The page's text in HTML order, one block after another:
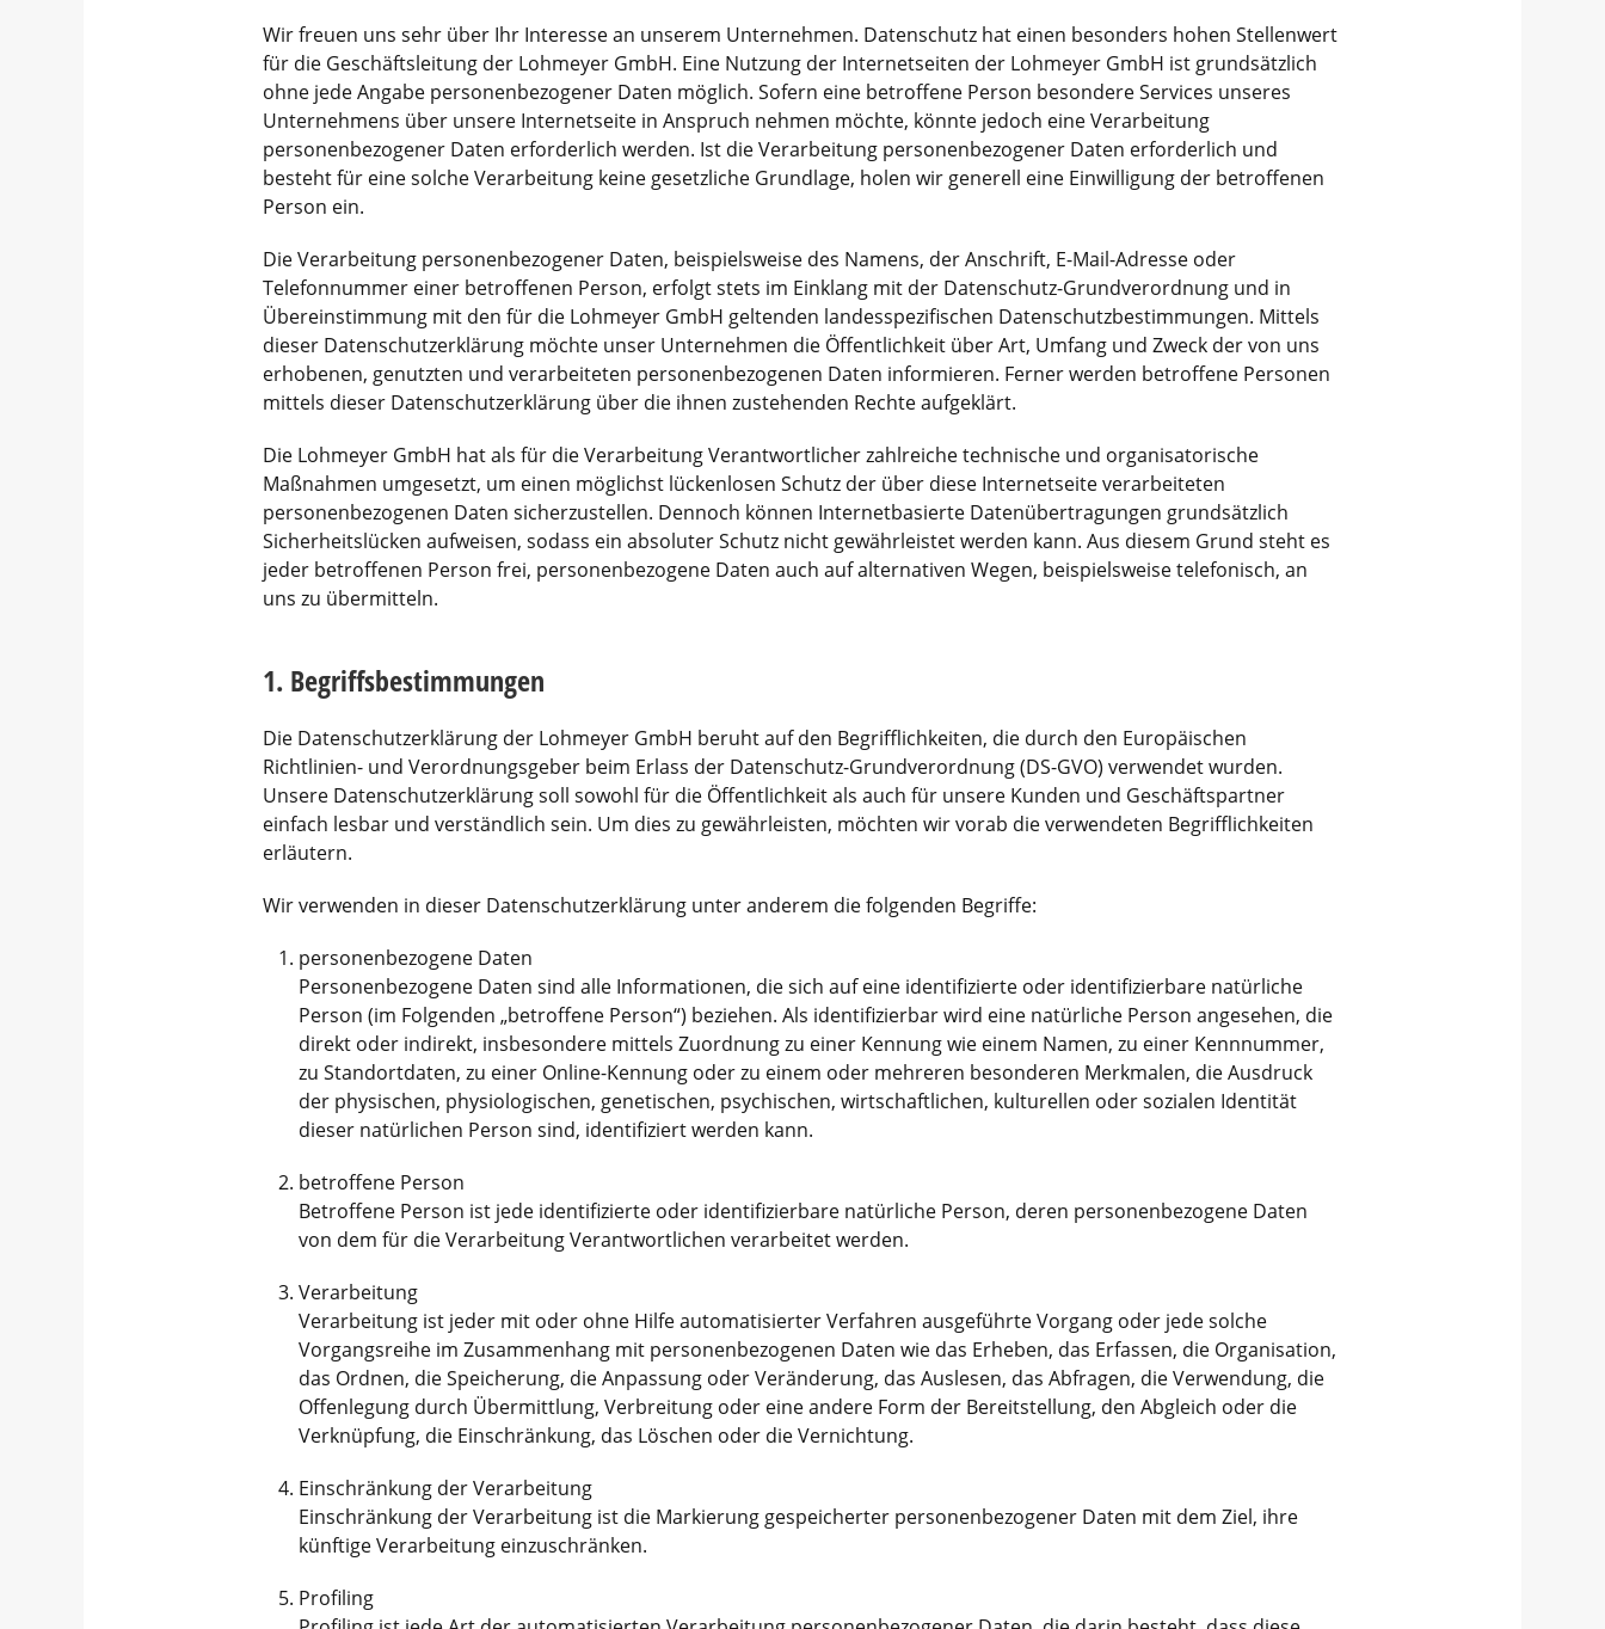
Wir freuen uns sehr über Ihr Interesse an unserem Unternehmen. Datenschutz hat einen besonders hohen Stellenwert
für die Geschäftsleitung der Lohmeyer GmbH. Eine Nutzung der Internetseiten der Lohmeyer GmbH ist grundsätzlich
ohne jede Angabe personenbezogener Daten möglich. Sofern eine betroffene Person besondere Services unseres
Unternehmens über unsere Internetseite in Anspruch nehmen möchte, könnte jedoch eine Verarbeitung
personenbezogener Daten erforderlich werden. Ist die Verarbeitung personenbezogener Daten erforderlich und
besteht für eine solche Verarbeitung keine gesetzliche Grundlage, holen wir generell eine Einwilligung der betroffenen
Person ein.
Die Verarbeitung personenbezogener Daten, beispielsweise des Namens, der Anschrift, E-Mail-Adresse oder
Telefonnummer einer betroffenen Person, erfolgt stets im Einklang mit der Datenschutz-Grundverordnung und in
Übereinstimmung mit den für die Lohmeyer GmbH geltenden landesspezifischen Datenschutzbestimmungen. Mittels
dieser Datenschutzerklärung möchte unser Unternehmen die Öffentlichkeit über Art, Umfang und Zweck der von uns
erhobenen, genutzten und verarbeiteten personenbezogenen Daten informieren. Ferner werden betroffene Personen
mittels dieser Datenschutzerklärung über die ihnen zustehenden Rechte aufgeklärt.
Die Lohmeyer GmbH hat als für die Verarbeitung Verantwortlicher zahlreiche technische und organisatorische
Maßnahmen umgesetzt, um einen möglichst lückenlosen Schutz der über diese Internetseite verarbeiteten
personenbezogenen Daten sicherzustellen. Dennoch können Internetbasierte Datenübertragungen grundsätzlich
Sicherheitslücken aufweisen, sodass ein absoluter Schutz nicht gewährleistet werden kann. Aus diesem Grund steht es
jeder betroffenen Person frei, personenbezogene Daten auch auf alternativen Wegen, beispielsweise telefonisch, an
uns zu übermitteln.
1. Begriffsbestimmungen
Die Datenschutzerklärung der Lohmeyer GmbH beruht auf den Begrifflichkeiten, die durch den Europäischen
Richtlinien- und Verordnungsgeber beim Erlass der Datenschutz-Grundverordnung (DS-GVO) verwendet wurden.
Unsere Datenschutzerklärung soll sowohl für die Öffentlichkeit als auch für unsere Kunden und Geschäftspartner
einfach lesbar und verständlich sein. Um dies zu gewährleisten, möchten wir vorab die verwendeten Begrifflichkeiten
erläutern.
Wir verwenden in dieser Datenschutzerklärung unter anderem die folgenden Begriffe:
personenbezogene Daten
Personenbezogene Daten sind alle Informationen, die sich auf eine identifizierte oder identifizierbare natürliche
Person (im Folgenden „betroffene Person“) beziehen. Als identifizierbar wird eine natürliche Person angesehen, die
direkt oder indirekt, insbesondere mittels Zuordnung zu einer Kennung wie einem Namen, zu einer Kennnummer,
zu Standortdaten, zu einer Online-Kennung oder zu einem oder mehreren besonderen Merkmalen, die Ausdruck
der physischen, physiologischen, genetischen, psychischen, wirtschaftlichen, kulturellen oder sozialen Identität
dieser natürlichen Person sind, identifiziert werden kann.
betroffene Person
Betroffene Person ist jede identifizierte oder identifizierbare natürliche Person, deren personenbezogene Daten
von dem für die Verarbeitung Verantwortlichen verarbeitet werden.
Verarbeitung
Verarbeitung ist jeder mit oder ohne Hilfe automatisierter Verfahren ausgeführte Vorgang oder jede solche
Vorgangsreihe im Zusammenhang mit personenbezogenen Daten wie das Erheben, das Erfassen, die Organisation,
das Ordnen, die Speicherung, die Anpassung oder Veränderung, das Auslesen, das Abfragen, die Verwendung, die
Offenlegung durch Übermittlung, Verbreitung oder eine andere Form der Bereitstellung, den Abgleich oder die
Verknüpfung, die Einschränkung, das Löschen oder die Vernichtung.
Einschränkung der Verarbeitung
Einschränkung der Verarbeitung ist die Markierung gespeicherter personenbezogener Daten mit dem Ziel, ihre
künftige Verarbeitung einzuschränken.
Profiling